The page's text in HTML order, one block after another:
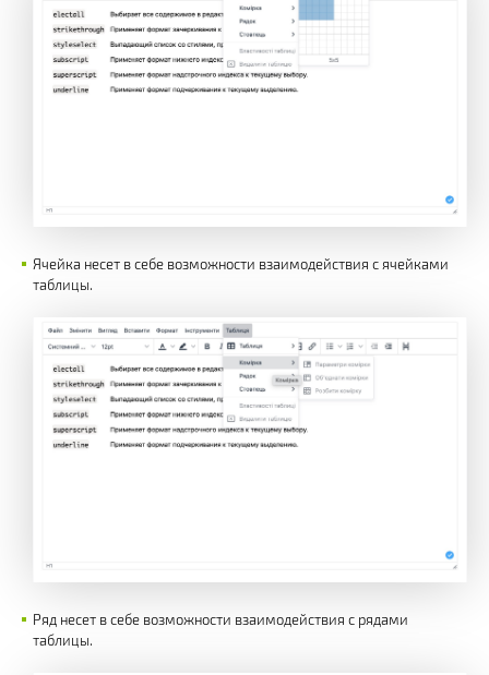
Ячейка несет в себе возможности взаимодействия с ячейками
таблицы.
Ряд несет в себе возможности взаимодействия с рядами
таблицы.